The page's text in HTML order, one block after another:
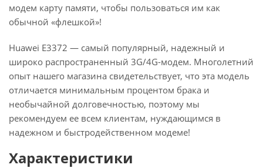
модем карту памяти, чтобы пользоваться им как
обычной «флешкой»!
Huawei E3372 — самый популярный, надежный и
широко распространенный 3G/4G-модем. Многолетний
опыт нашего магазина свидетельствует, что эта модель
отличается минимальным процентом брака и
необычайной долговечностью, поэтому мы
рекомендуем ее всем клиентам, нуждающимся в
надежном и быстродейственном модеме!
Характеристики